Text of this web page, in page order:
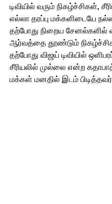
டிவியில் வரும் நிகழ்ச்சிகள்,
எல்லா தரப்பு மக்களிடையே
தற்போது நிறைய சேனல்களில்
ஆர்வத்தை தூண்டும்
தற்போது விஜய் டிவியில்
சீரியலில் முல்லை என்ற
மக்கள் மனதில் இடம்